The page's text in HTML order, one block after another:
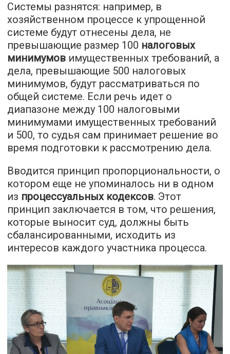
Системы разнятся: например, в
хозяйственном процессе к упрощенной
системе будут отнесены дела, не
превышающие размер 100 налоговых
минимумов имущественных требований, а
дела, превышающие 500 налоговых
минимумов, будут рассматриваться по
общей системе. Если речь идет о
диапазоне между 100 налоговыми
минимумами имущественных требований
и 500, то судья сам принимает решение во
время подготовки к рассмотрению дела.
Вводится принцип пропорциональности, о
котором еще не упоминалось ни в одном
из процессуальных кодексов. Этот
принцип заключается в том, что решения,
которые выносит суд, должны быть
сбалансированными, исходить из
интересов каждого участника процесса.